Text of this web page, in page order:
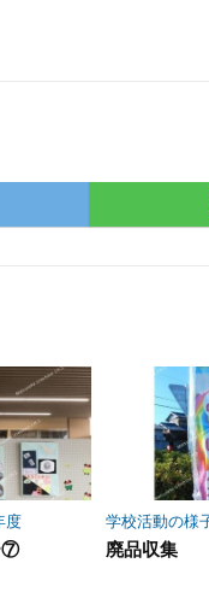
度
⑦
学校活動の様
廃品収集